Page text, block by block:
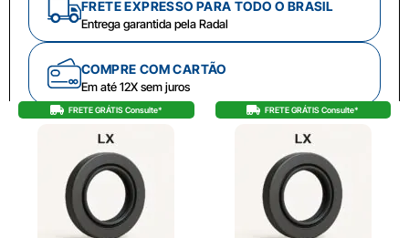
FRETE EXPRESSO PARA TODO O BRASIL
Entrega garantida pela Radal
COMPRE COM CARTÃO
Em até 12X sem juros
FRETE GRÁTIS Consulte* FRETE GRÁTIS Consulte*